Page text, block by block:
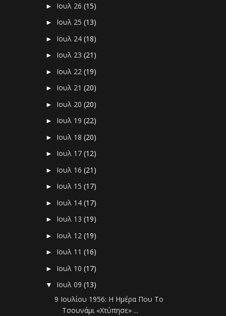
► Ιουλ 26(15)
► Ιουλ 25(13)
► Ιουλ 24(18)
► Ιουλ 23(21)
► Ιουλ 22(19)
► Ιουλ 21(20)
► Ιουλ 20(20)
► Ιουλ 19(22)
► Ιουλ 18(20)
► Ιουλ 17(12)
► Ιουλ 16(21)
► Ιουλ 15(17)
► Ιουλ 14(17)
► Ιουλ 13(19)
► Ιουλ 12(19)
► Ιουλ 11(16)
► Ιουλ 10(17)
▼ Ιουλ 09(13)
9 Ιουλίου 1956: Η Ημέρα Που Το
Τσουνάμι «Χτύπησε» ...